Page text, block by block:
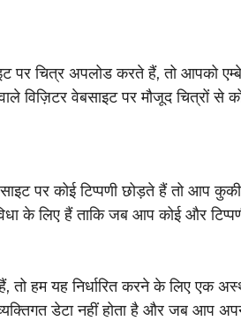
पर चित्र अपलोड करते हैं, तो आपको
विज़िटर वेबसाइट पर मौजूद चित्रों
साइट पर कोई टिप्पणी छोड़ते हैं तो आप
के लिए हैं ताकि जब आप कोई और
तो हम यह निर्धारित करने के लिए
डेटा नहीं होता है और जब आप